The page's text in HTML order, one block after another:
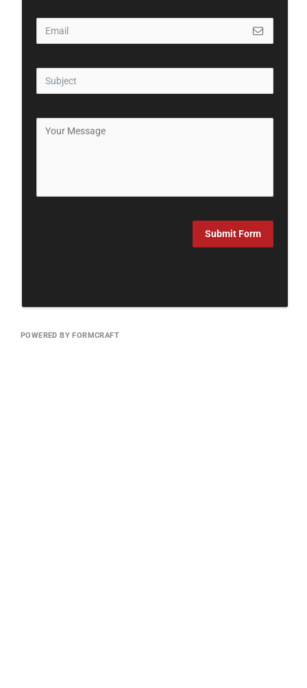
Submit Form
POWERED BY FORMCRAFT